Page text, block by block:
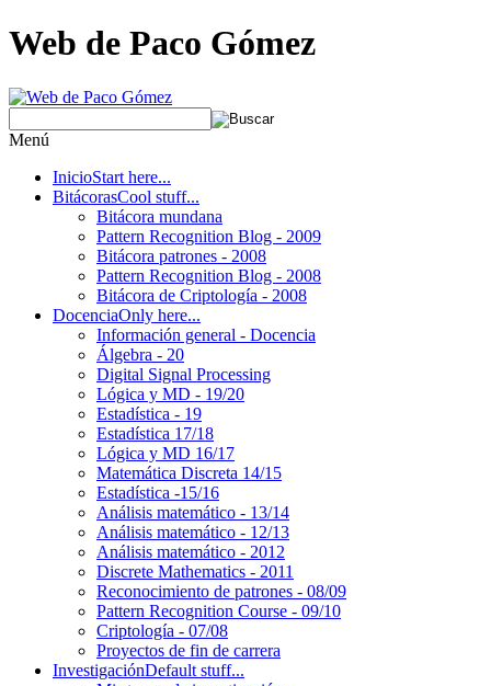
Web de Paco Gómez
Menú
InicioStart here...
BitácorasCool stuff...
Bitácora mundana
Pattern Recognition Blog - 2009
Bitácora patrones - 2008
Pattern Recognition Blog - 2008
Bitácora de Criptología - 2008
DocenciaOnly here...
Información general - Docencia
Álgebra - 20
Digital Signal Processing
Lógica y MD - 19/20
Estadística - 19
Estadística 17/18
Lógica y MD 16/17
Matemática Discreta 14/15
Estadística -15/16
Análisis matemático - 13/14
Análisis matemático - 12/13
Análisis matemático - 2012
Discrete Mathematics - 2011
Reconocimiento de patrones - 08/09
Pattern Recognition Course - 09/10
Criptología - 07/08
Proyectos de fin de carrera
InvestigaciónDefault stuff...